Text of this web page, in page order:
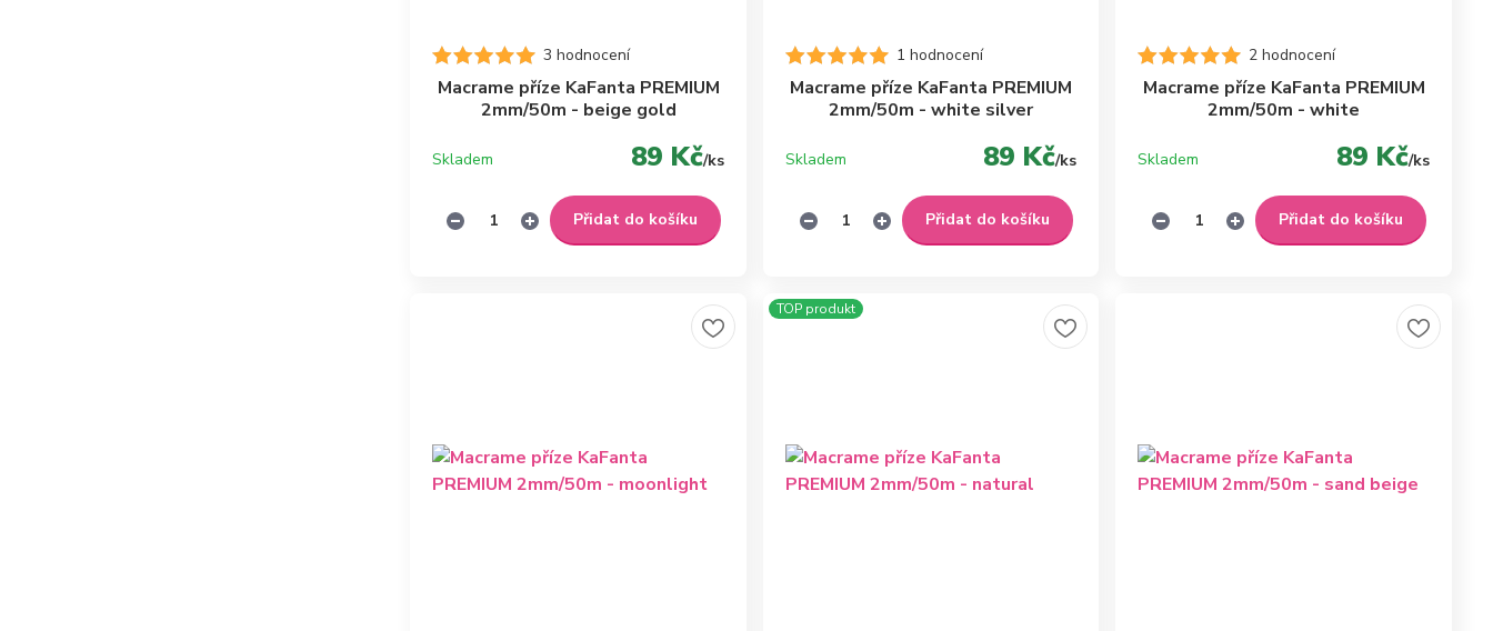
3 hodnocení
Macrame příze KaFanta PREMIUM
2mm/50m - beige gold
89 Kč/ks
Skladem
Přidat do košíku
1 hodnocení
Macrame příze KaFanta PREMIUM
2mm/50m - white silver
89 Kč/ks
Skladem
Přidat do košíku
2 hodnocení
Macrame příze KaFanta PREMIUM
2mm/50m - white
89 Kč/ks
Skladem
Přidat do košíku
TOP produkt